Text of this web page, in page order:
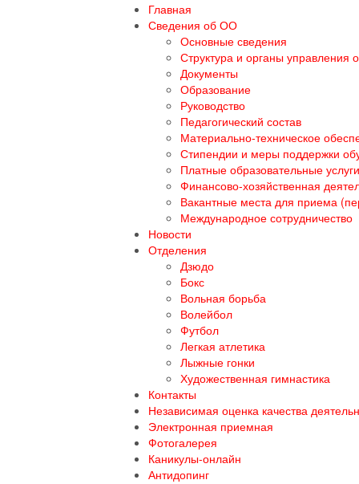
Главная
Сведения об ОО
Основные сведения
Структура и органы управления
Документы
Образование
Руководство
Педагогический состав
Материально-техническое
Стипендии и меры поддержки
Платные образовательные услуги
Финансово-хозяйственная
Вакантные места для приема
Международное сотрудничество
Новости
Отделения
Дзюдо
Бокс
Вольная борьба
Волейбол
Футбол
Легкая атлетика
Лыжные гонки
Художественная гимнастика
Контакты
Независимая оценка качества
Электронная приемная
Фотогалерея
Каникулы-онлайн
Антидопинг